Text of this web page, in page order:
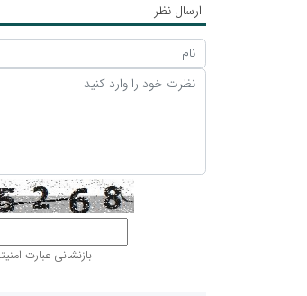
ارسال نظر
بازنشانی عبارت